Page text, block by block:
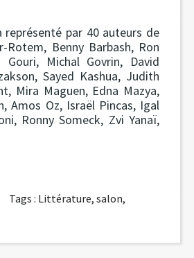
représenté par 40 auteurs de
Rotem, Benny Barbash, Ron
Michal Govrin, David
Sayed Kashua, Judith
Mira Maguen, Edna Mazya,
Amos Oz, Israël Pincas, Igal
Ronny Someck, Zvi Yanaï,
Tags : Littérature,salon,